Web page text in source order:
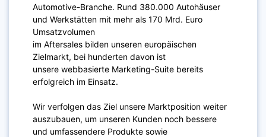
Automotive-Branche. Rund 380.000 Autohäuser
und Werkstätten mit mehr als 170 Mrd. Euro
Umsatzvolumen
im Aftersales bilden unseren europäischen
Zielmarkt, bei hunderten davon ist
unsere webbasierte Marketing-Suite bereits
erfolgreich im Einsatz.
Wir verfolgen das Ziel unsere Marktposition weiter
auszubauen, um unseren Kunden noch bessere
und umfassendere Produkte sowie